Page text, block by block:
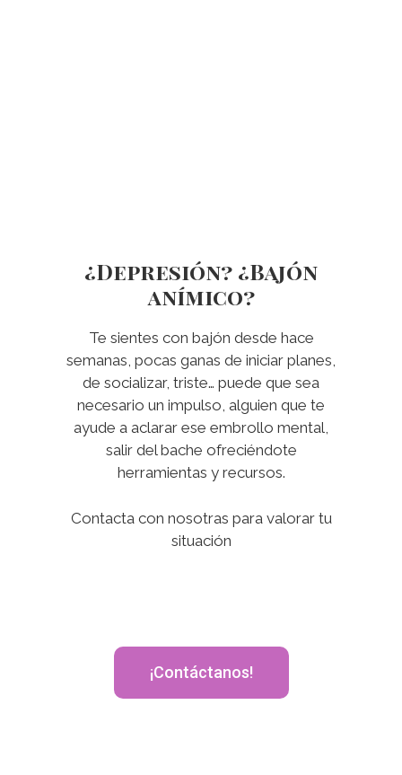
¿Depresión? ¿Bajón
anímico?
Te sientes con bajón desde hace
semanas, pocas ganas de iniciar planes,
de socializar, triste… puede que sea
necesario un impulso, alguien que te
ayude a aclarar ese embrollo mental,
salir del bache ofreciéndote
herramientas y recursos.
Contacta con nosotras para valorar tu
situación
¡Contáctanos!